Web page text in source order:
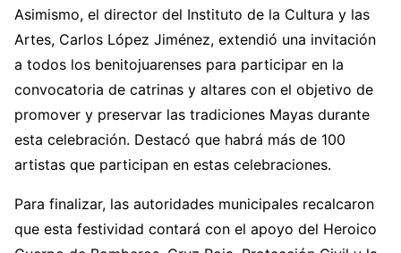
Asimismo, el director del Instituto de la Cultura y las
Artes, Carlos López Jiménez, extendió una invitación
a todos los benitojuarenses para participar en la
convocatoria de catrinas y altares con el objetivo de
promover y preservar las tradiciones Mayas durante
esta celebración. Destacó que habrá más de 100
artistas que participan en estas celebraciones.
Para finalizar, las autoridades municipales recalcaron
que esta festividad contará con el apoyo del Heroico